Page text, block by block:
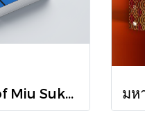
Octology of Miu Suksawat / ภู่มณี ศิริพรไพบูลย์ / สำนักพิมพ์ตำหนัก